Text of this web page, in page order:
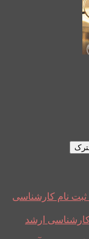
نام کارشناسی
ارشد